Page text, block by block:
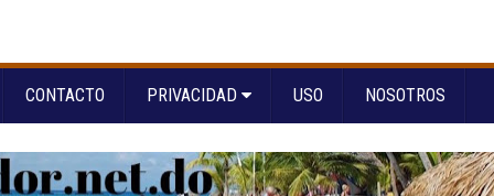
CONTACTO PRIVACIDAD USO NOSOTROS